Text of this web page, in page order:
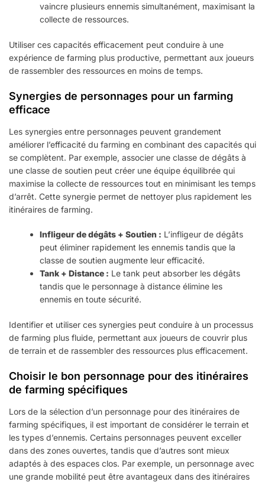
vaincre plusieurs ennemis simultanément, maximisant la
collecte de ressources.
Utiliser ces capacités efficacement peut conduire à une
expérience de farming plus productive, permettant aux joueurs
de rassembler des ressources en moins de temps.
Synergies de personnages pour un farming
efficace
Les synergies entre personnages peuvent grandement
améliorer l’efficacité du farming en combinant des capacités qui
se complètent. Par exemple, associer une classe de dégâts à
une classe de soutien peut créer une équipe équilibrée qui
maximise la collecte de ressources tout en minimisant les temps
d’arrêt. Cette synergie permet de nettoyer plus rapidement les
itinéraires de farming.
Infligeur de dégâts + Soutien : L’infligeur de dégâts
peut éliminer rapidement les ennemis tandis que la
classe de soutien augmente leur efficacité.
Tank + Distance : Le tank peut absorber les dégâts
tandis que le personnage à distance élimine les
ennemis en toute sécurité.
Identifier et utiliser ces synergies peut conduire à un processus
de farming plus fluide, permettant aux joueurs de couvrir plus
de terrain et de rassembler des ressources plus efficacement.
Choisir le bon personnage pour des itinéraires
de farming spécifiques
Lors de la sélection d’un personnage pour des itinéraires de
farming spécifiques, il est important de considérer le terrain et
les types d’ennemis. Certains personnages peuvent exceller
dans des zones ouvertes, tandis que d’autres sont mieux
adaptés à des espaces clos. Par exemple, un personnage avec
une grande mobilité peut être avantageux dans des itinéraires